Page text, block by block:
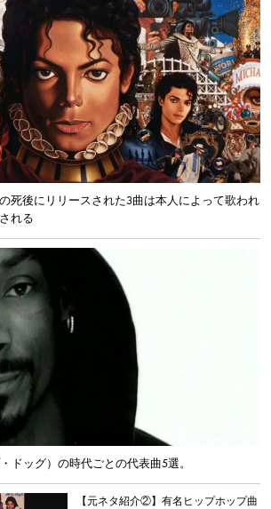
死後にリリースされた3曲は本人によって歌われ
れる
ドッグ）の時代ごとの代表曲5選。
【元ネタ紹介②】有名ヒップホップ曲